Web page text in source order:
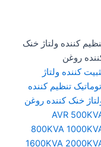
کننده ولتاژ خنک
روغن
کننده ولتاژ
تنظیم کننده
خنک کننده روغن
AVR
800KVA
1600KVA